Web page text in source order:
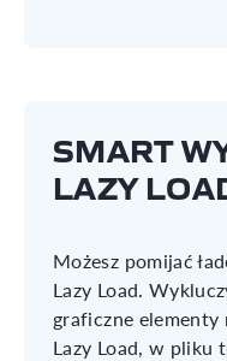
SMART
LAZY
Możesz pomijać
Lazy Load.
graficzne elementy
Lazy Load, w pliku